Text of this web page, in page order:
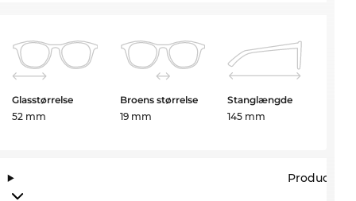
Glasstørrelse
52 mm
Broens størrelse
19 mm
Stanglængde
145 mm